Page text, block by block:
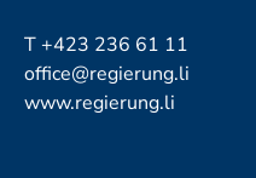
T+423 236 61 11
office@regierung.li
www.regierung.li